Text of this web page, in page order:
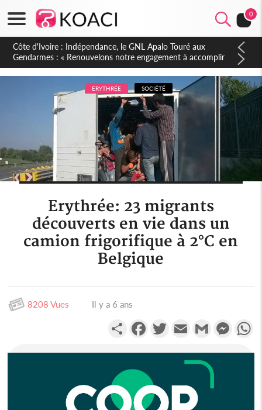
0
Sierra Leone : Un projet de réforme constitutionnelle en
gestation, points clés des amendements, un exclu d'avance
ERYTHRÉE SOCIÉTÉ
Erythrée: 23 migrants
découverts en vie dans un
camion frigorifique à 2°C en
Belgique
8208 Vues Il y a 6 ans
PartagerFacebookTwitterEmail Gmail